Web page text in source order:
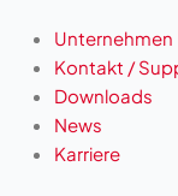
Unternehmen
Kontakt /
Downloads
News
Karriere